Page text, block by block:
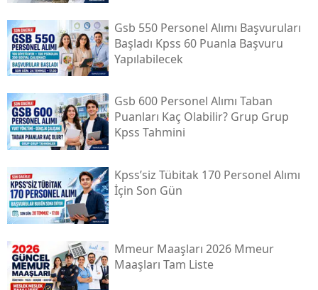
Gsb 550 Personel Alımı Başvuruları
Başladı Kpss 60 Puanla Başvuru
Yapılabilecek
Gsb 600 Personel Alımı Taban
Puanları Kaç Olabilir? Grup Grup
Kpss Tahmini
Kpss’siz Tübi̇tak 170 Personel Alımı
İçin Son Gün
Mmeur Maaşları 2026 Mmeur
Maaşları Tam Liste